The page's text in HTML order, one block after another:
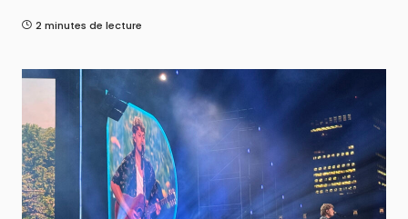
2 minutes de lecture